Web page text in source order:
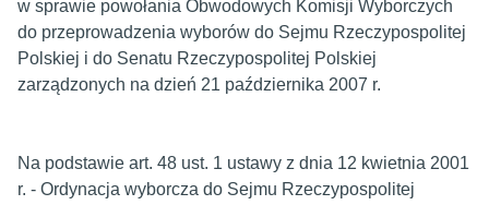
w sprawie powołania Obwodowych Komisji Wyborczych
do przeprowadzenia wyborów do Sejmu Rzeczypospolitej
Polskiej i do Senatu Rzeczypospolitej Polskiej
zarządzonych na dzień 21 października 2007 r.
Na podstawie art. 48 ust. 1 ustawy z dnia 12 kwietnia 2001
r. - Ordynacja wyborcza do Sejmu Rzeczypospolitej